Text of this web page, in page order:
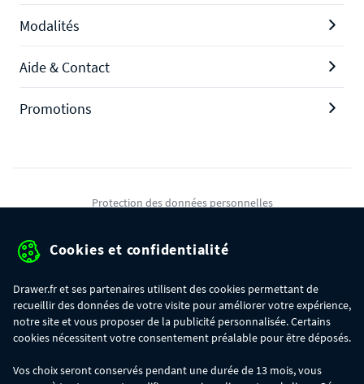
Modalités
Aide & Contact
Promotions
Protection des données personnelles
Gérer mes cookies
commande :
Cookies et confidentialité
Drawer.fr et ses partenaires utilisent des cookies permettant de
recueillir des données de votre visite pour améliorer votre expérience,
notre site et vous proposer de la publicité personnalisée. Certains
cookies nécessitent votre consentement préalable pour être déposés.
Vos choix seront conservés pendant une durée de 13 mois, vous